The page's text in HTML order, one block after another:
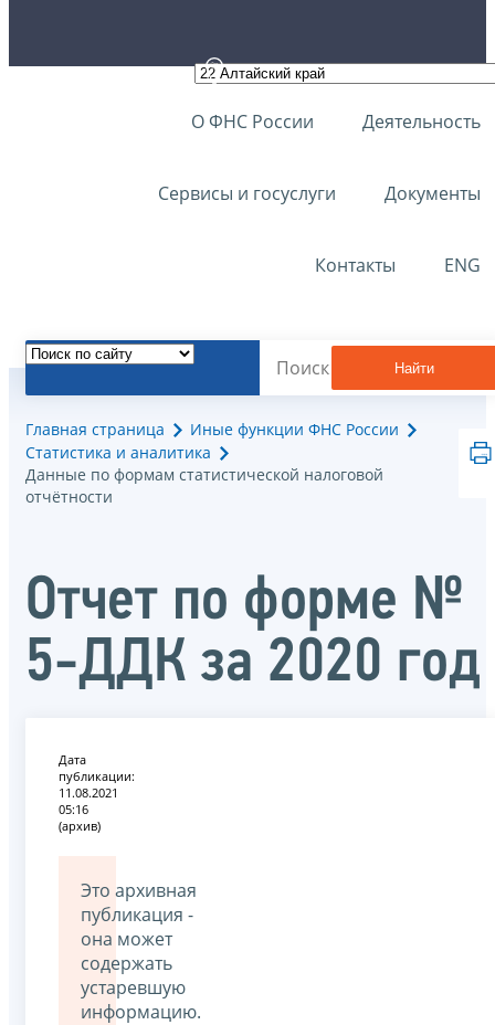
О ФНС России Деятельность
Сервисы и госуслуги Документы
Контакты ENG
Найти
Главная страница
Иные функции ФНС России
Статистика и аналитика
Данные по формам статистической налоговой
отчётности
Отчет по форме №
5-ДДК за 2020 год
Дата
публикации:
11.08.2021
05:16
(архив)
Это архивная
публикация -
она может
содержать
устаревшую
информацию.